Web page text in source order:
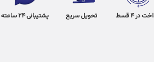
در 4 قسط تحویل سریع پشتیبانی 24 ساعته